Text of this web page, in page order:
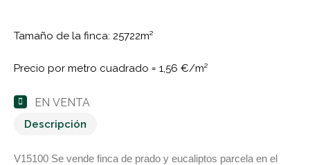
Tamaño de la finca: 25722m²
Precio por metro cuadrado = 1,56 €/m²
EN VENTA
Descripción
V15100 Se vende finca de prado y eucaliptos parcela en el